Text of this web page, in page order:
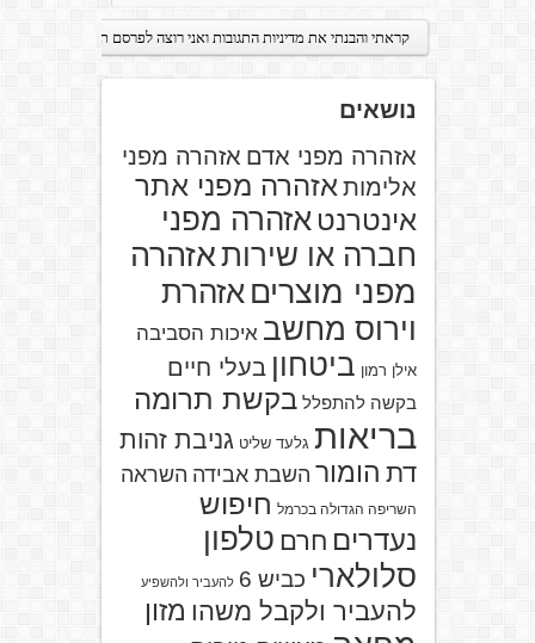
נושאים
אזהרה מפני אדם אזהרה מפני
אלימות אזהרה מפני אתר
אינטרנט אזהרה מפני
חברה או שירותאזהרה
מפני מוצרים אזהרת
וירוס מחשב איכות הסביבה
אילן רמון ביטחון בעלי חיים
בקשה להתפלל בקשת תרומה
בריאות גלעד שליט גניבת זהות
דת הומור השבת אבידה השראה
השריפה הגדולה בכרמל חיפוש
נעדרים חרם טלפון
סלולארי כביש 6 להעביר ולהשפיע
להעביר ולקבל משהו מזון